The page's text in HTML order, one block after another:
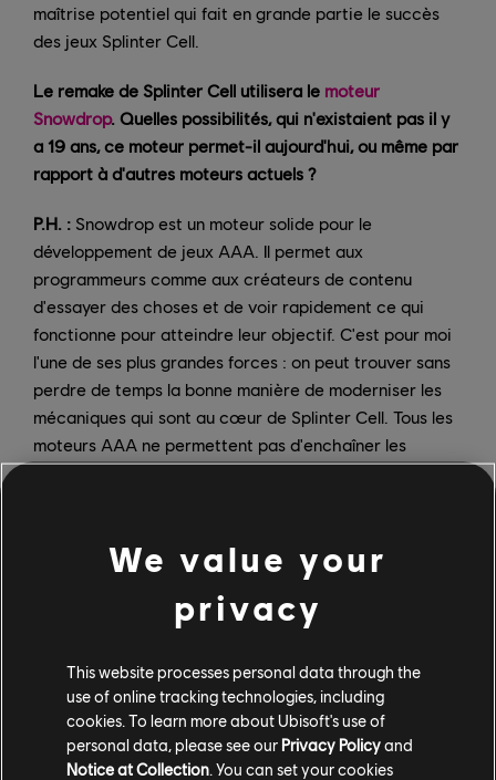
maîtrise potentiel qui fait en grande partie le succès
des jeux Splinter Cell.
Le remake de Splinter Cell utilisera le moteur
Snowdrop. Quelles possibilités, qui n'existaient pas il y
a 19 ans, ce moteur permet-il aujourd'hui, ou même par
rapport à d'autres moteurs actuels ?
P.H. : Snowdrop est un moteur solide pour le
développement de jeux AAA. Il permet aux
programmeurs comme aux créateurs de contenu
d'essayer des choses et de voir rapidement ce qui
fonctionne pour atteindre leur objectif. C'est pour moi
l'une de ses plus grandes forces : on peut trouver sans
perdre de temps la bonne manière de moderniser les
mécaniques qui sont au cœur de Splinter Cell. Tous les
moteurs AAA ne permettent pas d'enchaîner les
tentatives aussi vite, c'est pourquoi Snowdrop est plus
Retournons dans le passé un instant : comment avez-
vous découvert le premier Splinter Cell ? En quoi vous
a-t-il paru spécial, en 2002 ?
C.A. : Ça fait environ 20 ans que je travaille dans la
conception et la création de niveaux. À l'époque,
quand j'ai vu ces étoffes qui s'agitaient et que notre
personnage pouvait pousser en avançant, les
We value your
privacy
This website processes personal data through the
use of online tracking technologies, including
cookies. To learn more about Ubisoft's use of
personal data, please see our Privacy Policyand
Notice at Collection . You can set your cookies